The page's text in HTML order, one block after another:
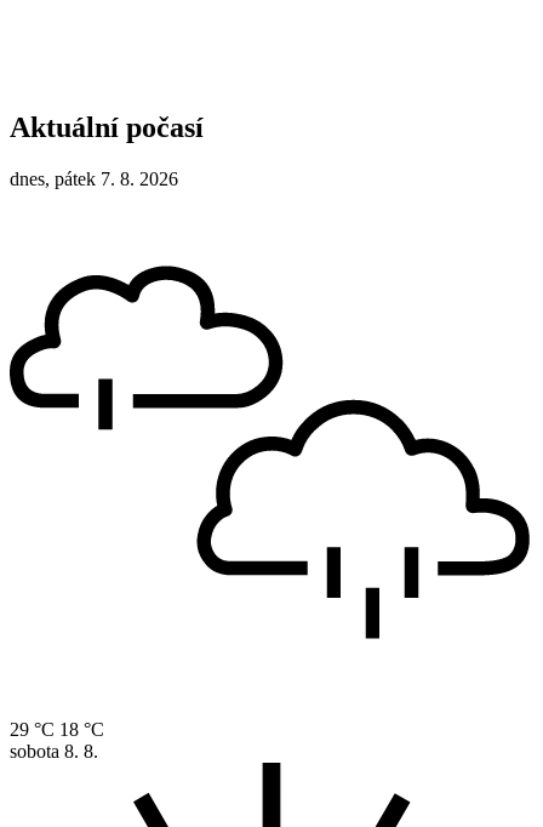
Aktuální počasí
dnes, pátek 7. 8. 2026
29 °C 18 °C
sobota 8. 8.